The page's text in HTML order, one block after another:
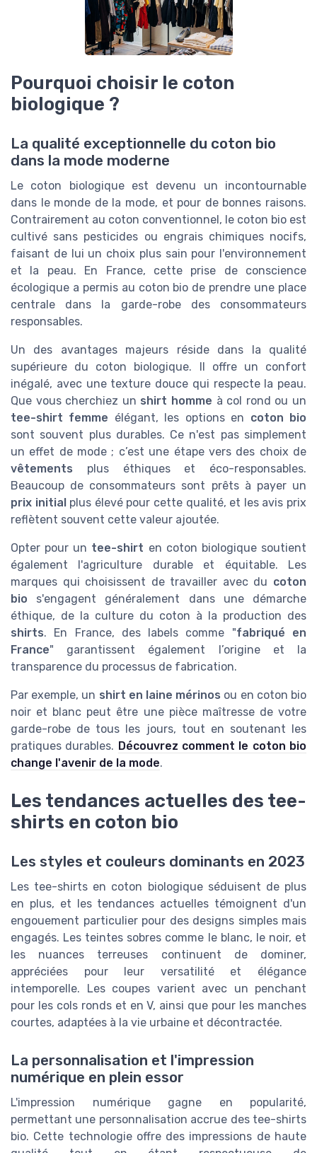
Pourquoi choisir le coton
biologique ?
La qualité exceptionnelle du coton bio
dans la mode moderne
Le coton biologique est devenu un incontournable
dans le monde de la mode, et pour de bonnes raisons.
Contrairement au coton conventionnel, le coton bio est
cultivé sans pesticides ou engrais chimiques nocifs,
faisant de lui un choix plus sain pour l'environnement
et la peau. En France, cette prise de conscience
écologique a permis au coton bio de prendre une place
centrale dans la garde-robe des consommateurs
responsables.
Un des avantages majeurs réside dans la qualité
supérieure du coton biologique. Il offre un confort
inégalé, avec une texture douce qui respecte la peau.
Que vous cherchiez un shirt homme à col rond ou un
tee-shirt femme élégant, les options en coton bio
sont souvent plus durables. Ce n'est pas simplement
un effet de mode ; c’est une étape vers des choix de
vêtements plus éthiques et éco-responsables.
Beaucoup de consommateurs sont prêts à payer un
prix initialplus élevé pour cette qualité, et les avis prix
reflètent souvent cette valeur ajoutée.
Opter pour un tee-shirt en coton biologique soutient
également l'agriculture durable et équitable. Les
marques qui choisissent de travailler avec du coton
bio s'engagent généralement dans une démarche
éthique, de la culture du coton à la production des
shirts. En France, des labels comme "fabriqué en
France" garantissent également l’origine et la
transparence du processus de fabrication.
Par exemple, un shirt en laine mérinos ou en coton bio
noir et blanc peut être une pièce maîtresse de votre
garde-robe de tous les jours, tout en soutenant les
pratiques durables. Découvrez comment le coton bio
change l'avenir de la mode.
Les tendances actuelles des tee-
shirts en coton bio
Les styles et couleurs dominants en 2023
Les tee-shirts en coton biologique séduisent de plus
en plus, et les tendances actuelles témoignent d'un
engouement particulier pour des designs simples mais
engagés. Les teintes sobres comme le blanc, le noir, et
les nuances terreuses continuent de dominer,
appréciées pour leur versatilité et élégance
intemporelle. Les coupes varient avec un penchant
pour les cols ronds et en V, ainsi que pour les manches
courtes, adaptées à la vie urbaine et décontractée.
La personnalisation et l'impression
numérique en plein essor
L'impression numérique gagne en popularité,
permettant une personnalisation accrue des tee-shirts
bio. Cette technologie offre des impressions de haute